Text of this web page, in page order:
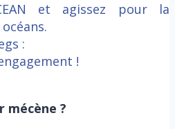
et agissez pour la
:
!
mécène ?